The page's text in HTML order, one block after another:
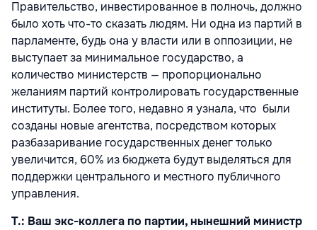
Правительство, инвестированное в полночь, должно
было хоть что-то сказать людям. Ни одна из партий в
парламенте, будь она у власти или в оппозиции, не
выступает за минимальное государство, а
количество министерств — пропорционально
желаниям партий контролировать государственные
институты. Более того, недавно я узнала, что были
созданы новые агентства, посредством которых
разбазаривание государственных денег только
увеличится, 60% из бюджета будут выделяться для
поддержки центрального и местного публичного
управления.
Т.: Ваш экс-коллега по партии, нынешний министр